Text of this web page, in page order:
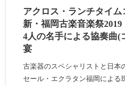
アクロス・ランチタイム
新・福岡古楽音楽祭2019
4人の名手による協奏曲(
宴
古楽器のスペシャリストと日本
セール・エクラタン福岡による